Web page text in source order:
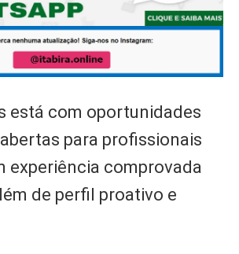
está com oportunidades
para profissionais
experiência comprovada
de perfil proativo e